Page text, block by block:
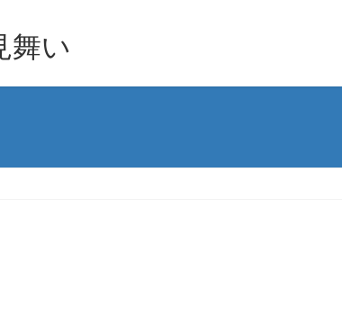
舞い